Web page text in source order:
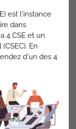
d’effectif.
à partir de ce mois
fin 2024 un
la charge de
temps.
arrivées ont eu un
de cohésion et
est l'instance
dans
4 CSE et un
En
d'un des 4